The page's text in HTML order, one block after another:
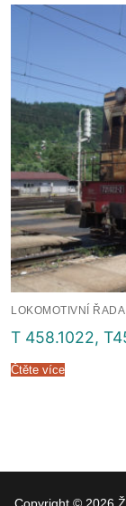
LOKOMOTIVNÍ
T 458.1022,
Čtěte více